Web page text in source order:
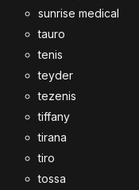
sunrise medical
tauro
tenis
teyder
tezenis
tiffany
tirana
tiro
tossa